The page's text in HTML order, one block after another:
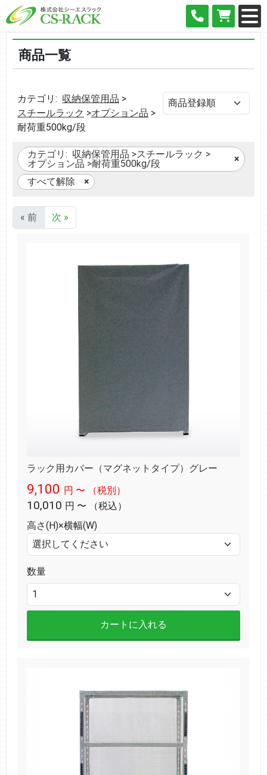
商品一覧
カテゴリ: 収納保管用品 >
スチールラック >オプション品 >
耐荷重500kg/段
カテゴリ: 収納保管用品 >スチールラック >
オプション品 >耐荷重500kg/段
すべて解除
« 前 次 »
ラック用カバー（マグネットタイプ）グレー
9,100 円 〜 （税別）
10,010 円 〜
（税込）
高さ(H)×横幅(W)
数量
カートに入れる